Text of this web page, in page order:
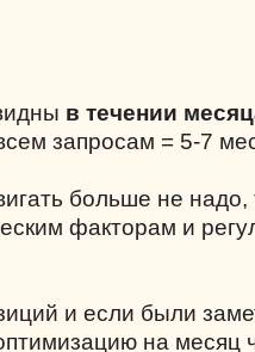
в течении
запросам = 5-7
больше не надо,
факторам и
и если были
на месяц